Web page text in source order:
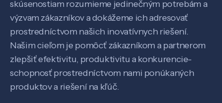
Veda a výskum
skúsenostiam rozumieme jedinečným potrebám a
výzvam zákazníkov a dokážeme ich adresovať
prostredníctvom našich inovatívnych riešení.
Našim cieľom je pomôcť zákazníkom a partnerom
zlepšiť efektivitu, produktivitu a konkurencie-
schopnosť prostredníctvom nami ponúkaných
produktov a riešení na kľúč.